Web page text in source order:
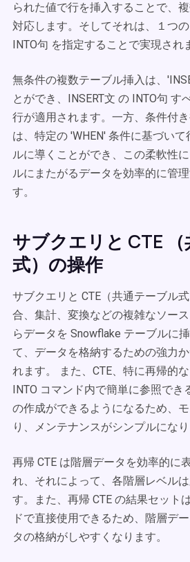
られた値で行を挿入することで、
対応します。そしてそれは、１つ
INTO句 を指定することで実現され
無条件の複数テーブル挿入は、
とができ、INSERT文 の INTO句 す
行が適用されます。一方、条件付
は、特定の 'WHEN' 条件に基づい
ルに導くことができ、この柔軟性
ルにまたがるデータを効率的に管
す。
サブクエリと CTE
式）の操作
サブクエリと CTE（共通テーブル
合、集計、変換などの複雑なソー
らデータを Snowflake テーブルに
て、データを格納するための強力
れます。 また、CTE、特に再帰的
INTO コマンド内で簡単に参照でき
の作成ができるようになるため、
り、メンテナンスがシンプルになり
再帰 CTE は階層データを効率的に
れ、それによって、各階層レベル
す。また、再帰 CTE の結果セット
ドで直接使用できるため、階層デ
タの格納がしやすくなります。